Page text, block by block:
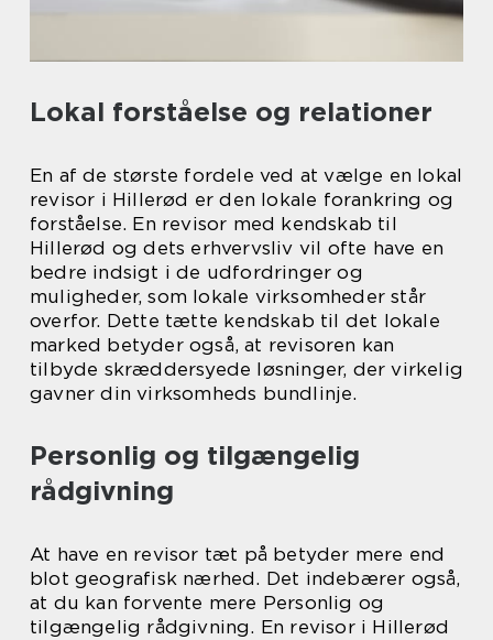
Lokal forståelse og relationer
En af de største fordele ved at vælge en lokal
revisor i Hillerød er den lokale forankring og
forståelse. En revisor med kendskab til
Hillerød og dets erhvervsliv vil ofte have en
bedre indsigt i de udfordringer og
muligheder, som lokale virksomheder står
overfor. Dette tætte kendskab til det lokale
marked betyder også, at revisoren kan
tilbyde skræddersyede løsninger, der virkelig
gavner din virksomheds bundlinje.
Personlig og tilgængelig
rådgivning
At have en revisor tæt på betyder mere end
blot geografisk nærhed. Det indebærer også,
at du kan forvente mere Personlig og
tilgængelig rådgivning. En revisor i Hillerød